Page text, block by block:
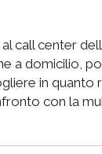
call center
a domicilio,
in quanto
con la